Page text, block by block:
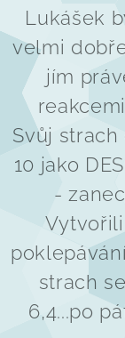
Lukášek
velmi
jím
Svůj
10 jako
-
strach
6,4...po